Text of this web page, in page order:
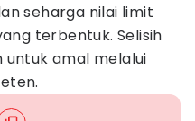
seharga nilai limit
terbentuk. Selisih
untuk amal melalui